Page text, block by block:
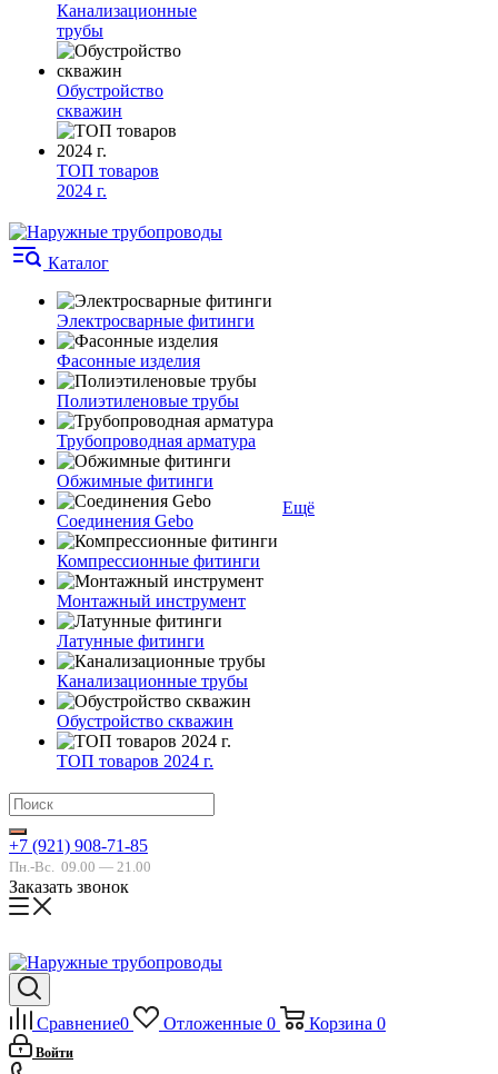
Канализационные
трубы
Обустройство
скважин
ТОП товаров
2024 г.
Каталог
Электросварные фитинги
Фасонные изделия
Полиэтиленовые трубы
Трубопроводная арматура
Обжимные фитинги
Соединения Gebo
Компрессионные фитинги
Монтажный инструмент
Латунные фитинги
Канализационные трубы
Обустройство скважин
ТОП товаров 2024 г.
Ещё
+7 (921) 908-71-85
Пн.-Вс. 09.00 — 21.00
Заказать звонок
Сравнение0 Отложенные 0 Корзина 0
Войти